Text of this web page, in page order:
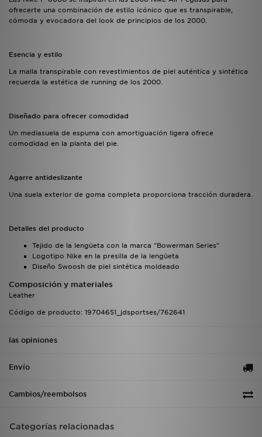
ofrecerte una combinación de estilo icónico que es transpirable,
cómoda y evocadora del look de principios de los 2000.
Esencia y estilo
La malla transpirable con revestimientos de piel auténtica y sintética
recuerda la estética de running de los 2000.
Diseñado para ofrecer comodidad
Un mediasuela de espuma con amortiguación ligera ofrece
comodidad en la planta del pie.
Agarre antideslizante
Una suela exterior de goma completa proporciona tracción duradera.
Detalles del producto
Tejido de la lengüeta con la marca "Bowerman Series"
Logotipo Nike en la presilla de la lengüeta
Diseño Swoosh de piel sintética moldeado
Composición y materiales
Leather
Código de producto: 19704651_jdsportses/762641
las opiniones
Envío
Cambios/reembolsos
Categorías relacionadas